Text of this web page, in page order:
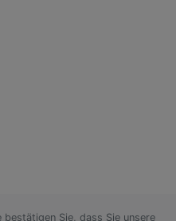
Sie, dass Sie unsere